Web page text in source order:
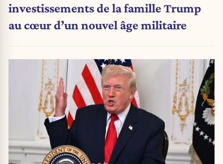
investissements de la famille Trump
au cœur d’un nouvel âge militaire